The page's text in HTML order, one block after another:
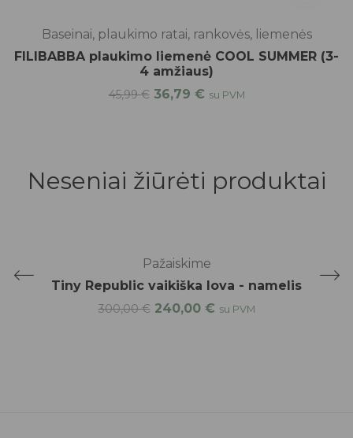
Baseinai, plaukimo ratai, rankovės, liemenės
FILIBABBA plaukimo liemenė COOL SUMMER (3-
4 amžiaus)
45,99€ 36,79 € su PVM
Neseniai žiūrėti produktai
Pažaiskime
Tiny Republic vaikiška lova - namelis
300,00€ 240,00 € su PVM